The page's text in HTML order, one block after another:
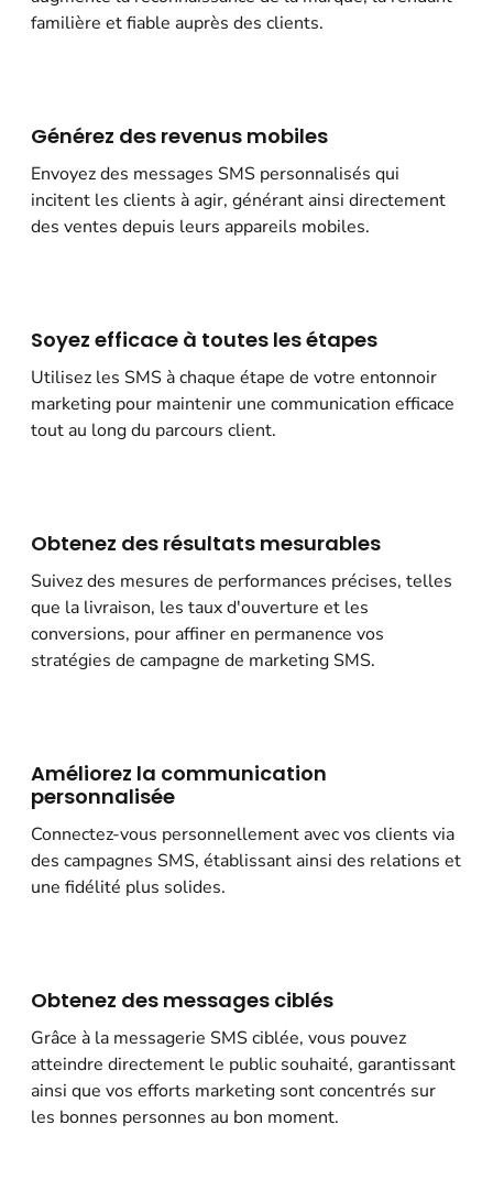
familière et fiable auprès des clients.
Générez des revenus mobiles
Envoyez des messages SMS personnalisés qui
incitent les clients à agir, générant ainsi directement
des ventes depuis leurs appareils mobiles.
Soyez efficace à toutes les étapes
Utilisez les SMS à chaque étape de votre entonnoir
marketing pour maintenir une communication efficace
tout au long du parcours client.
Obtenez des résultats mesurables
Suivez des mesures de performances précises, telles
que la livraison, les taux d'ouverture et les
conversions, pour affiner en permanence vos
stratégies de campagne de marketing SMS.
Améliorez la communication
personnalisée
Connectez-vous personnellement avec vos clients via
des campagnes SMS, établissant ainsi des relations et
une fidélité plus solides.
Obtenez des messages ciblés
Grâce à la messagerie SMS ciblée, vous pouvez
atteindre directement le public souhaité, garantissant
ainsi que vos efforts marketing sont concentrés sur
les bonnes personnes au bon moment.